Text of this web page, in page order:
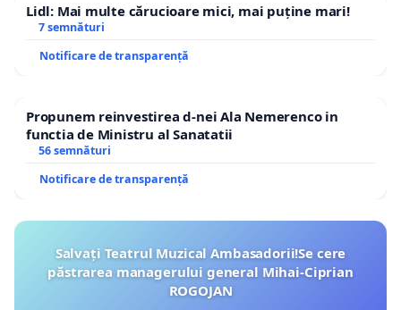
Lidl: Mai multe cărucioare mici, mai puține mari!
7 semnături
Notificare de transparență
Propunem reinvestirea d-nei Ala Nemerenco in
functia de Ministru al Sanatatii
56 semnături
Notificare de transparență
Salvați Teatrul Muzical Ambasadorii!Se cere
păstrarea managerului general Mihai-Ciprian
ROGOJAN